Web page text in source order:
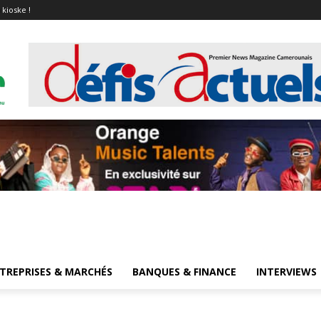
kioske !
& MARCHÉS BANQUES & FINANCE INTERVIEWS